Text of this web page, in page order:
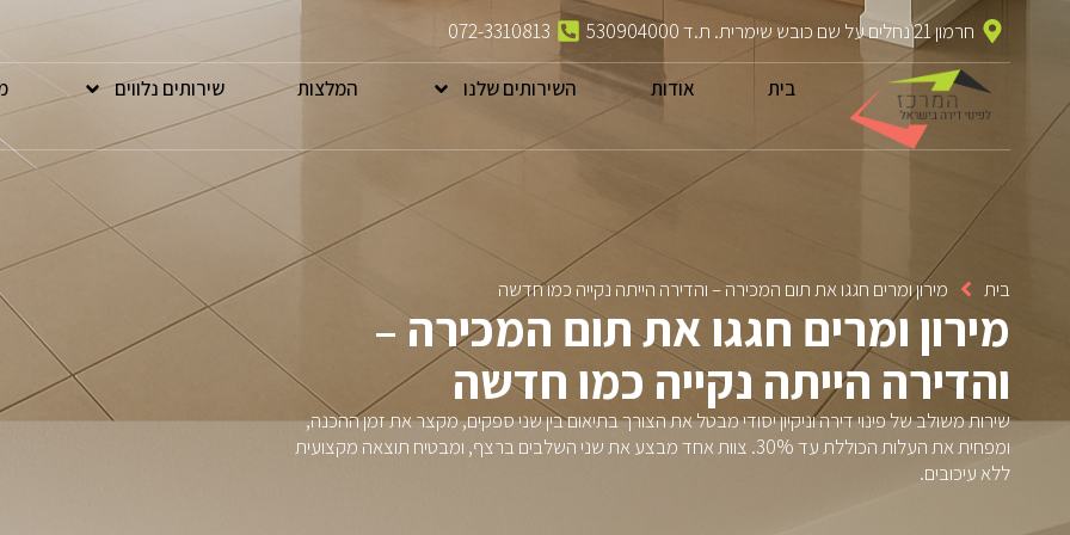
חרמון 21 נחלים על שם כובש שימרית. ת.ד 530904000 072-3310813
בית אודות השירותים שלנו המלצות שירותים נלווים
בית מירון ומרים חגגו את תום המכירה – והדירה הייתה נקייה כמו חדשה
מירון ומרים חגגו את תום המכירה –
והדירה הייתה נקייה כמו חדשה
שירות משולב של פינוי דירה וניקיון יסודי מבטל את הצורך בתיאום בין שני ספקים, מקצר את זמן ההכנה,
ומפחית את העלות הכוללת עד 30%. צוות אחד מבצע את שני השלבים ברצף, ומבטיח תוצאה מקצועית
ללא עיכובים.